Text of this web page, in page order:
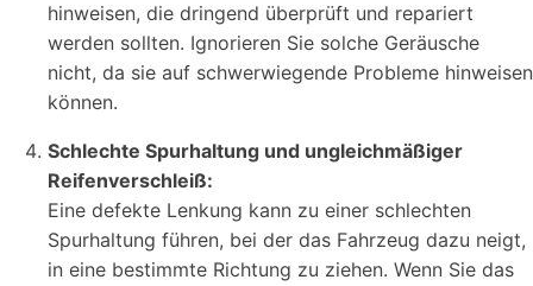
hinweisen, die dringend überprüft und repariert
werden sollten. Ignorieren Sie solche Geräusche
nicht, da sie auf schwerwiegende Probleme hinweisen
können.
Schlechte Spurhaltung und ungleichmäßiger
Reifenverschleiß:
Eine defekte Lenkung kann zu einer schlechten
Spurhaltung führen, bei der das Fahrzeug dazu neigt,
in eine bestimmte Richtung zu ziehen. Wenn Sie das